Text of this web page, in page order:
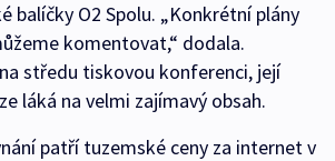
balíčky O2 Spolu. „Konkrétní plány
komentovat,“ dodala.
středu tiskovou konferenci, její
láká na velmi zajímavý obsah.
patří tuzemské ceny za internet v